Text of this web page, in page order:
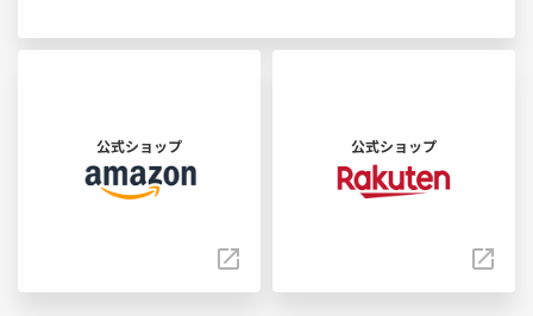
公式ショップ 公式ショップ